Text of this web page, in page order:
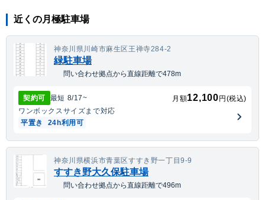
近くの月極駐車場
神奈川県川崎市麻生区王禅寺284-2
緑駐車場
問い合わせ拠点から直線距離で478m
契約可 最短 8/17~ 月額12,100円(税込)
ワンボックス サイズまで対応
平置き
24h利用可
神奈川県横浜市青葉区すすき野一丁目9-9
すすき野大久保駐車場
問い合わせ拠点から直線距離で496m